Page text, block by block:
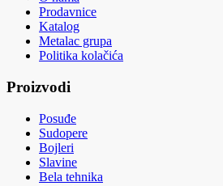
Prodavnice
Katalog
Metalac grupa
Politika kolačića
Proizvodi
Posuđe
Sudopere
Bojleri
Slavine
Bela tehnika